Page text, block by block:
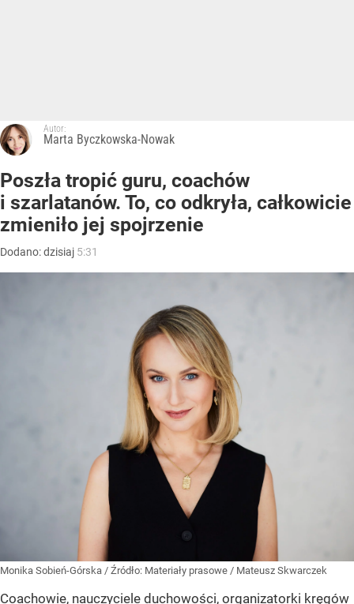
Autor:
Marta Byczkowska-Nowak
Poszła tropić guru, coachów
i szarlatanów. To, co odkryła, całkowicie
zmieniło jej spojrzenie
Dodano:dzisiaj 5:31
Monika Sobień-Górska / Źródło: Materiały prasowe / Mateusz Skwarczek
Coachowie, nauczyciele duchowości, organizatorki kręgów